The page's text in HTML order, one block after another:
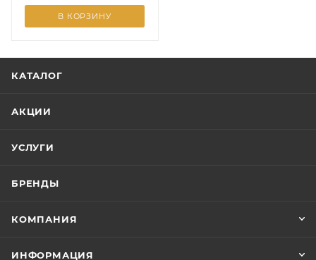
В КОРЗИНУ
КАТАЛОГ
АКЦИИ
УСЛУГИ
БРЕНДЫ
КОМПАНИЯ
ИНФОРМАЦИЯ